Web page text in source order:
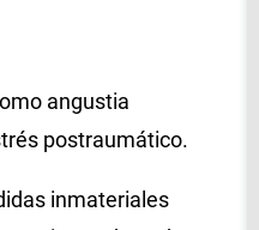
angustia
postraumático.
inmateriales